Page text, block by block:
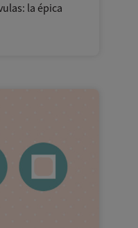
la épica